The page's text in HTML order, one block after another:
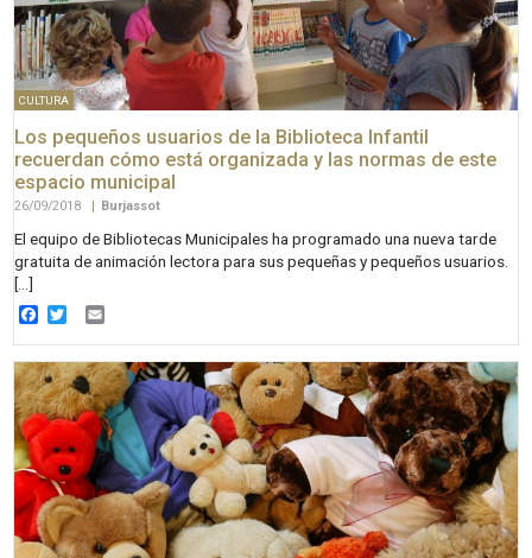
CULTURA
Los pequeños usuarios de la Biblioteca Infantil
recuerdan cómo está organizada y las normas de este
espacio municipal
26/09/2018 Burjassot
El equipo de Bibliotecas Municipales ha programado una nueva tarde
gratuita de animación lectora para sus pequeñas y pequeños usuarios.
[…]
Facebook
Twitter